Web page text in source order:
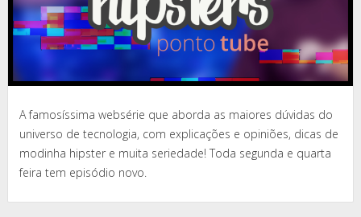
A famosíssima websérie que aborda as maiores dúvidas do
universo de tecnologia, com explicações e opiniões, dicas de
modinha hipster e muita seriedade! Toda segunda e quarta
feira tem episódio novo.